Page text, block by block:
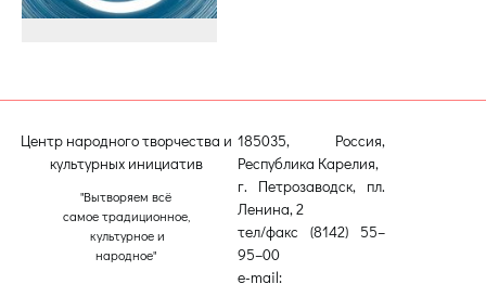
Центр народного творчества и
культурных инициатив
"Вытворяем всё
самое традиционное,
культурное и
народное"
185035, Россия,
Республика Карелия,
г. Петрозаводск, пл.
Ленина, 2
тел/факс (8142) 55–
95–00
e-mail: